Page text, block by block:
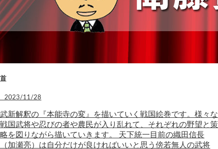
首
2023/11/28
武新解釈の『本能寺の変』を描いていく戦国絵巻です。様々な
戦国武将や忍びの者や農民が入り乱れて、それぞれの野望と策
略を図りながら描いていきます。 天下統一目前の織田信長
（加瀬亮）は自分だけが良ければいいと思う傍若無人の武将